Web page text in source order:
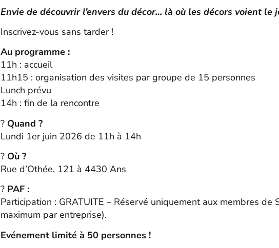
Envie de découvrir l’envers du décor… là où les décors voient le
Inscrivez-vous sans tarder !
Au programme :
11h : accueil
11h15 : organisation des visites par groupe de 15 personnes
Lunch prévu
14h : fin de la rencontre
? Quand ?
Lundi 1er juin 2026 de 11h à 14h
? Où ?
Rue d’Othée, 121 à 4430 Ans
? PAF :
Participation : GRATUITE – Réservé uniquement aux membres de
maximum par entreprise).
Evénement limité à 50 personnes !